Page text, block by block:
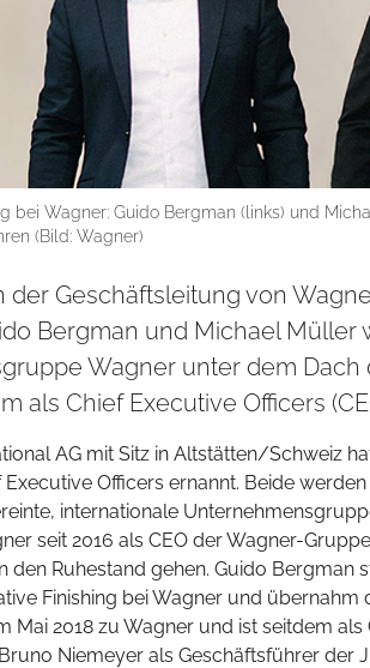
bei Wagner: Guido Bergman (links) und
(Bild: Wagner)
der Geschäftsleitung von
Bergman und Michael Müller
Wagner unter dem Dach
als Chief Executive Officers
AG mit Sitz in Altstätten/Schweiz
Executive Officers ernannt. Beide
internationale
seit 2016 als CEO der Wagner-
den Ruhestand gehen. Guido Bergman
Finishing bei Wagner und übernahm
Mai 2018 zu Wagner und ist seitdem
Niemeyer als Geschäftsführer der